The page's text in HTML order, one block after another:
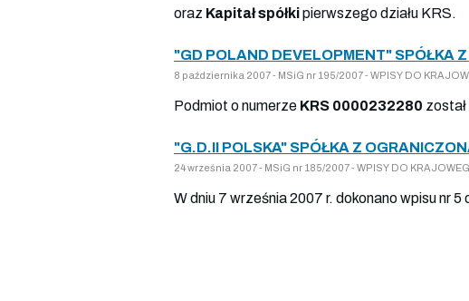
oraz Kapitał spółkipierwszego działu KRS.
"GD POLAND DEVELOPMENT" SPÓŁKA
8 października 2007 - MSiG nr 195/2007 - WPISY DO
Podmiot o numerze KRS 0000232280
"G.D.II POLSKA" SPÓŁKA Z
24 września 2007 - MSiG nr 185/2007 - WPISY DO
W dniu 7 września 2007 r. dokonano wpisu nr